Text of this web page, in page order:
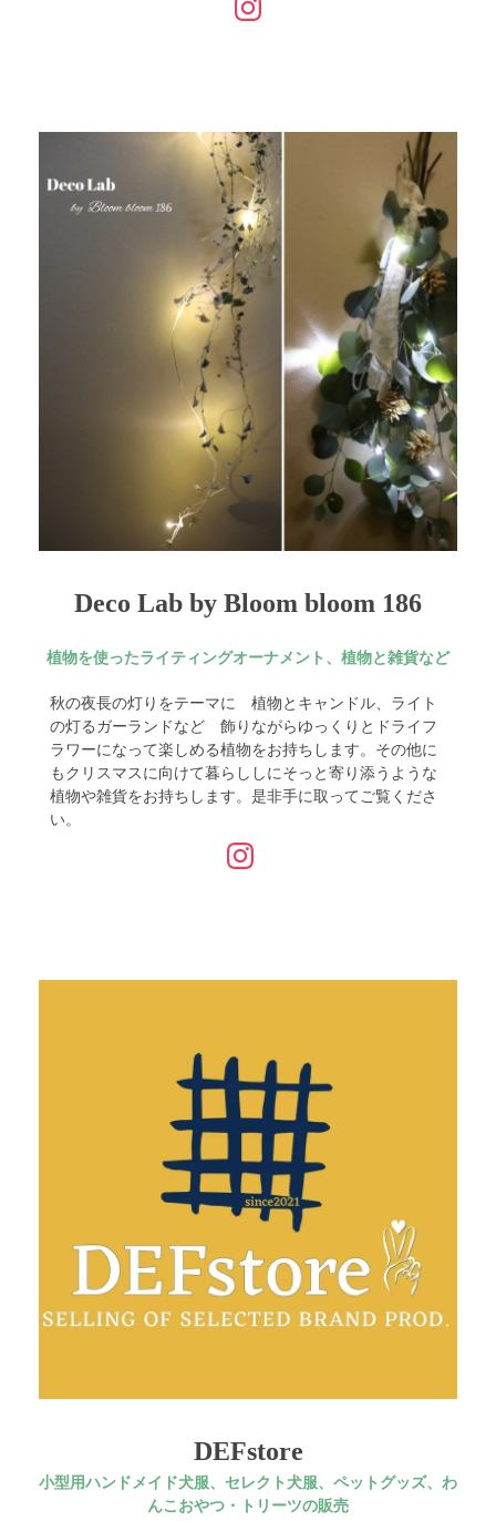
Deco Lab by Bloom bloom 186
植物を使ったライティングオーナメント、植物と雑貨など
秋の夜長の灯りをテーマに 植物とキャンドル、ライト
の灯るガーランドなど 飾りながらゆっくりとドライフ
ラワーになって楽しめる植物をお持ちします。その他に
もクリスマスに向けて暮らししにそっと寄り添うような
植物や雑貨をお持ちします。是非手に取ってご覧くださ
い。
DEFstore
小型用ハンドメイド犬服、セレクト犬服、ペットグッズ、わ
んこおやつ・トリーツの販売